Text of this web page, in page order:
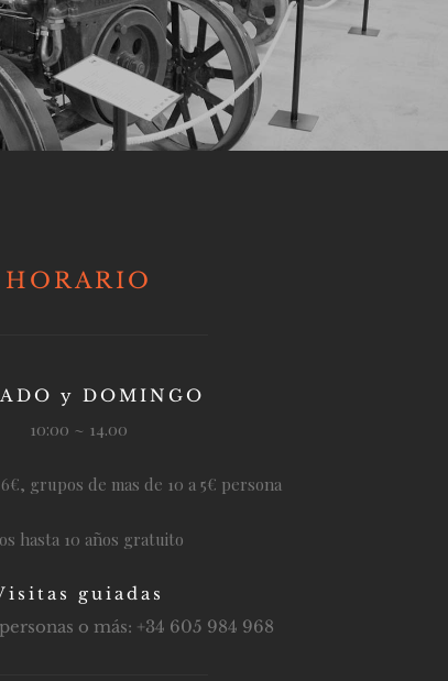
HORARIO
y DOMINGO
10:00 ~ 14.00
grupos de mas de 10 a 5€ persona
hasta 10 años gratuito
guiadas
o más: +34 605 984 968